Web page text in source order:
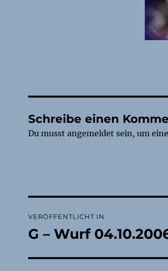
Schreibe einen
Du musst angemeldet sein, um
VERÖFFENTLICHT IN
G – Wurf